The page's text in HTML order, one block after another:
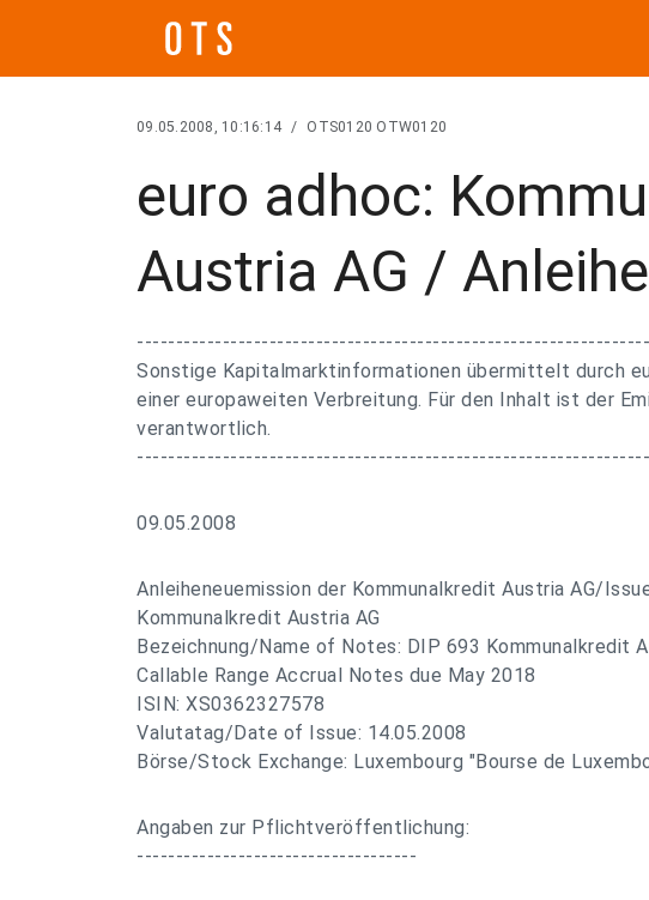
09.05.2008, 10:16:14 / OTS0120 OTW0120
euro adhoc:
Austria AG /
Sonstige Kapitalmarktinformationen übermittelt durch
einer europaweiten Verbreitung. Für den Inhalt ist der
verantwortlich.
09.05.2008
Anleiheneuemission der Kommunalkredit Austria AG/
Kommunalkredit Austria AG
Bezeichnung/Name of Notes: DIP 693 Kommunalkredit
Callable Range Accrual Notes due May 2018
ISIN: XS0362327578
Valutatag/Date of Issue: 14.05.2008
Börse/Stock Exchange: Luxembourg "Bourse de
Angaben zur Pflichtveröffentlichung:
------------------------------------